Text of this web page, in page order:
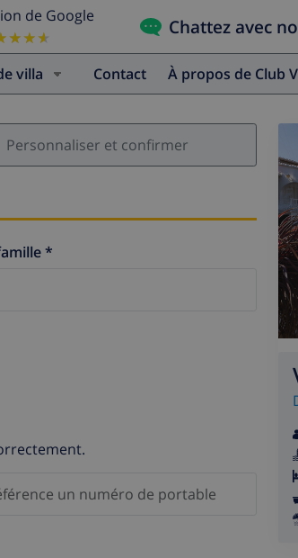
de Google
Chattez avec
villa Contact À propos de Club
Personnaliser et confirmer
*